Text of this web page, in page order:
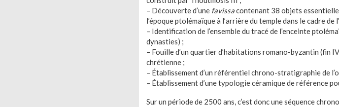
– Découverte d’une favissacontenant 38 objets
l’époque ptolémaïque à l’arrière du temple dans le cadre de
– Identification de l’ensemble du tracé de l’enceinte
dynasties) ;
– Fouille d’un quartier d’habitations romano-byzantin (fin
chrétienne ;
– Établissement d’un référentiel chrono-stratigraphie de
– Établissement d’une typologie céramique de référence
Sur un période de 2500 ans, c’est donc une séquence